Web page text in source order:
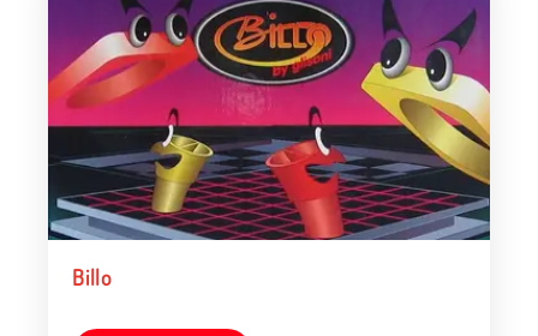
Billo